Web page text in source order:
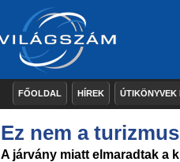
FŐOLDAL HÍREK ÚTIKÖNYVEK
Ez nem a
A járvány miatt elmaradtak a